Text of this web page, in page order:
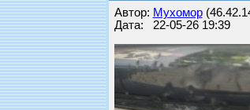
Автор: Мухомор
Дата: 22-05-26 19:39